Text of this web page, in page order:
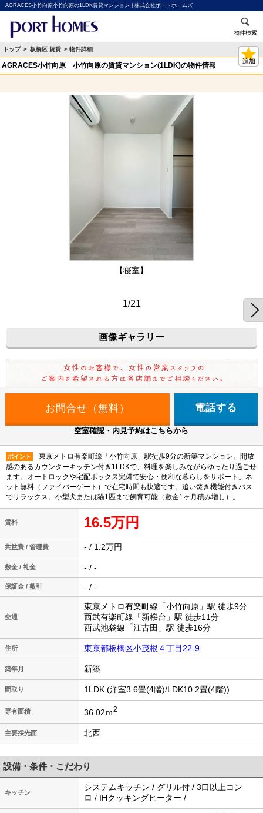
AGRACES小竹向原小竹向原の1LDK賃貸マンション | 株式会社ポートホームズ
物件検索
トップ > 板橋区 賃貸 > 物件詳細
AGRACES小竹向原 小竹向原の賃貸マンション(1LDK)の物件情報
【寝室】
1/21
画像ギャラリー
電話する
空室確認・内見予約はこちらから
ポイント
東京メトロ有楽町線「小竹向原」駅徒歩9分の新築マンション。開放
感のあるカウンターキッチン付き1LDKで、料理を楽しみながらゆったり過ごせ
ます。オートロックや宅配ボックス完備で安心・便利な暮らしをサポート。ネ
ット無料（ファイバーゲート）で在宅時間も快適です。追い焚き機能付きバス
でリラックス。小型犬または猫1匹まで飼育可能（敷金1ヶ月積み増し）。
賃料 16.5万円
共益費 / 管理費 - / 1.2万円
敷金 / 礼金 - / -
保証金 / 敷引 - / -
交通
東京メトロ有楽町線「小竹向原」駅 徒歩9分
西武有楽町線「新桜台」駅 徒歩11分
西武池袋線「江古田」駅 徒歩16分
住所 東京都板橋区小茂根４丁目22-9
築年月 新築
間取り 1LDK (洋室3.6畳(4階)/LDK10.2畳(4階))
専有面積 36.02ｍ2
主要採光面 北西
設備・条件・こだわり
キッチン
システムキッチン / グリル付 / 3口以上コン
ロ / IHクッキングヒーター /